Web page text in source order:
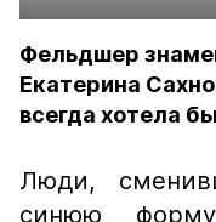
Фельдшер
Екатерина
всегда хотела
Люди,
синюю